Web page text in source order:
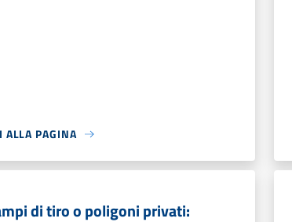
ALLA PAGINA
di tiro o poligoni privati: